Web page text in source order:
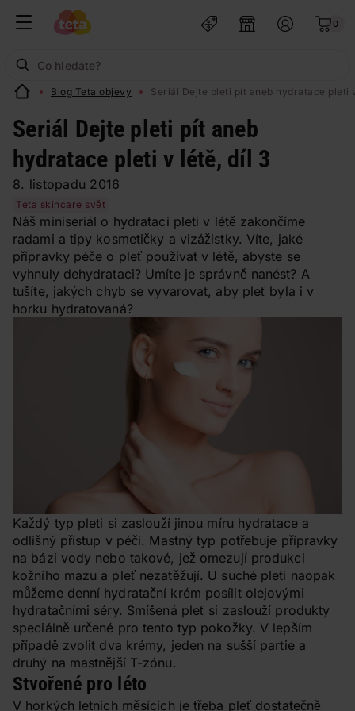
0
Blog Teta objevy Seriál Dejte pleti pít aneb hydratace pleti
Seriál Dejte pleti pít aneb
hydratace pleti v létě, díl 3
8. listopadu 2016
Teta skincare svět
Náš miniseriál o hydrataci pleti v létě zakončíme
radami a tipy kosmetičky a vizážistky. Víte, jaké
přípravky péče o pleť používat v létě, abyste se
vyhnuly dehydrataci? Umíte je správně nanést? A
tušíte, jakých chyb se vyvarovat, aby pleť byla i v
horku hydratovaná?
Každý typ pleti si zaslouží jinou míru hydratace a
odlišný přístup v péči. Mastný typ potřebuje přípravky
na bázi vody nebo takové, jež omezují produkci
kožního mazu a pleť nezatěžují. U suché pleti naopak
můžeme denní hydratační krém posílit olejovými
hydratačními séry. Smíšená pleť si zaslouží produkty
speciálně určené pro tento typ pokožky. V lepším
případě zvolit dva krémy, jeden na sušší partie a
druhý na mastnější T-zónu.
Stvořené pro léto
V horkých letních měsících je třeba pleť dostatečně